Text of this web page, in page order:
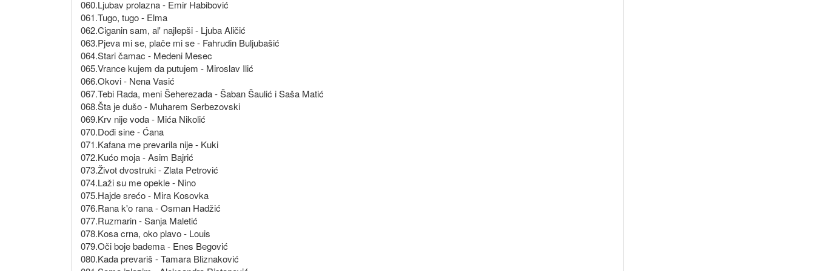
060.Ljubav prolazna - Emir Habibović
061.Tugo, tugo - Elma
062.Ciganin sam, al' najlepši - Ljuba Aličić
063.Pjeva mi se, plače mi se - Fahrudin Buljubašić
064.Stari čamac - Medeni Mesec
065.Vrance kujem da putujem - Miroslav Ilić
066.Okovi - Nena Vasić
067.Tebi Rada, meni Šeherezada - Šaban Šaulić i Saša Matić
068.Šta je dušo - Muharem Serbezovski
069.Krv nije voda - Mića Nikolić
070.Dođi sine - Ćana
071.Kafana me prevarila nije - Kuki
072.Kućo moja - Asim Bajrić
073.Život dvostruki - Zlata Petrović
074.Laži su me opekle - Nino
075.Hajde srećo - Mira Kosovka
076.Rana k'o rana - Osman Hadžić
077.Ruzmarin - Sanja Maletić
078.Kosa crna, oko plavo - Louis
079.Oči boje badema - Enes Begović
080.Kada prevariš - Tamara Bliznaković